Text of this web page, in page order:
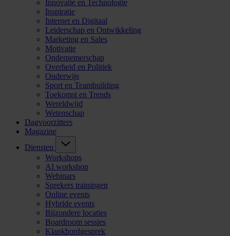
Innovatie en Technologie
Inspiratie
Internet en Digitaal
Leiderschap en Ontwikkeling
Marketing en Sales
Motivatie
Ondernemerschap
Overheid en Politiek
Onderwijs
Sport en Teambuilding
Toekomst en Trends
Wereldwijd
Wetenschap
Dagvoorzitters
Magazine
Diensten
Workshops
AI workshop
Webinars
Sprekers trainingen
Online events
Hybride events
Bijzondere locaties
Boardroom sessies
Klankbordgesprek